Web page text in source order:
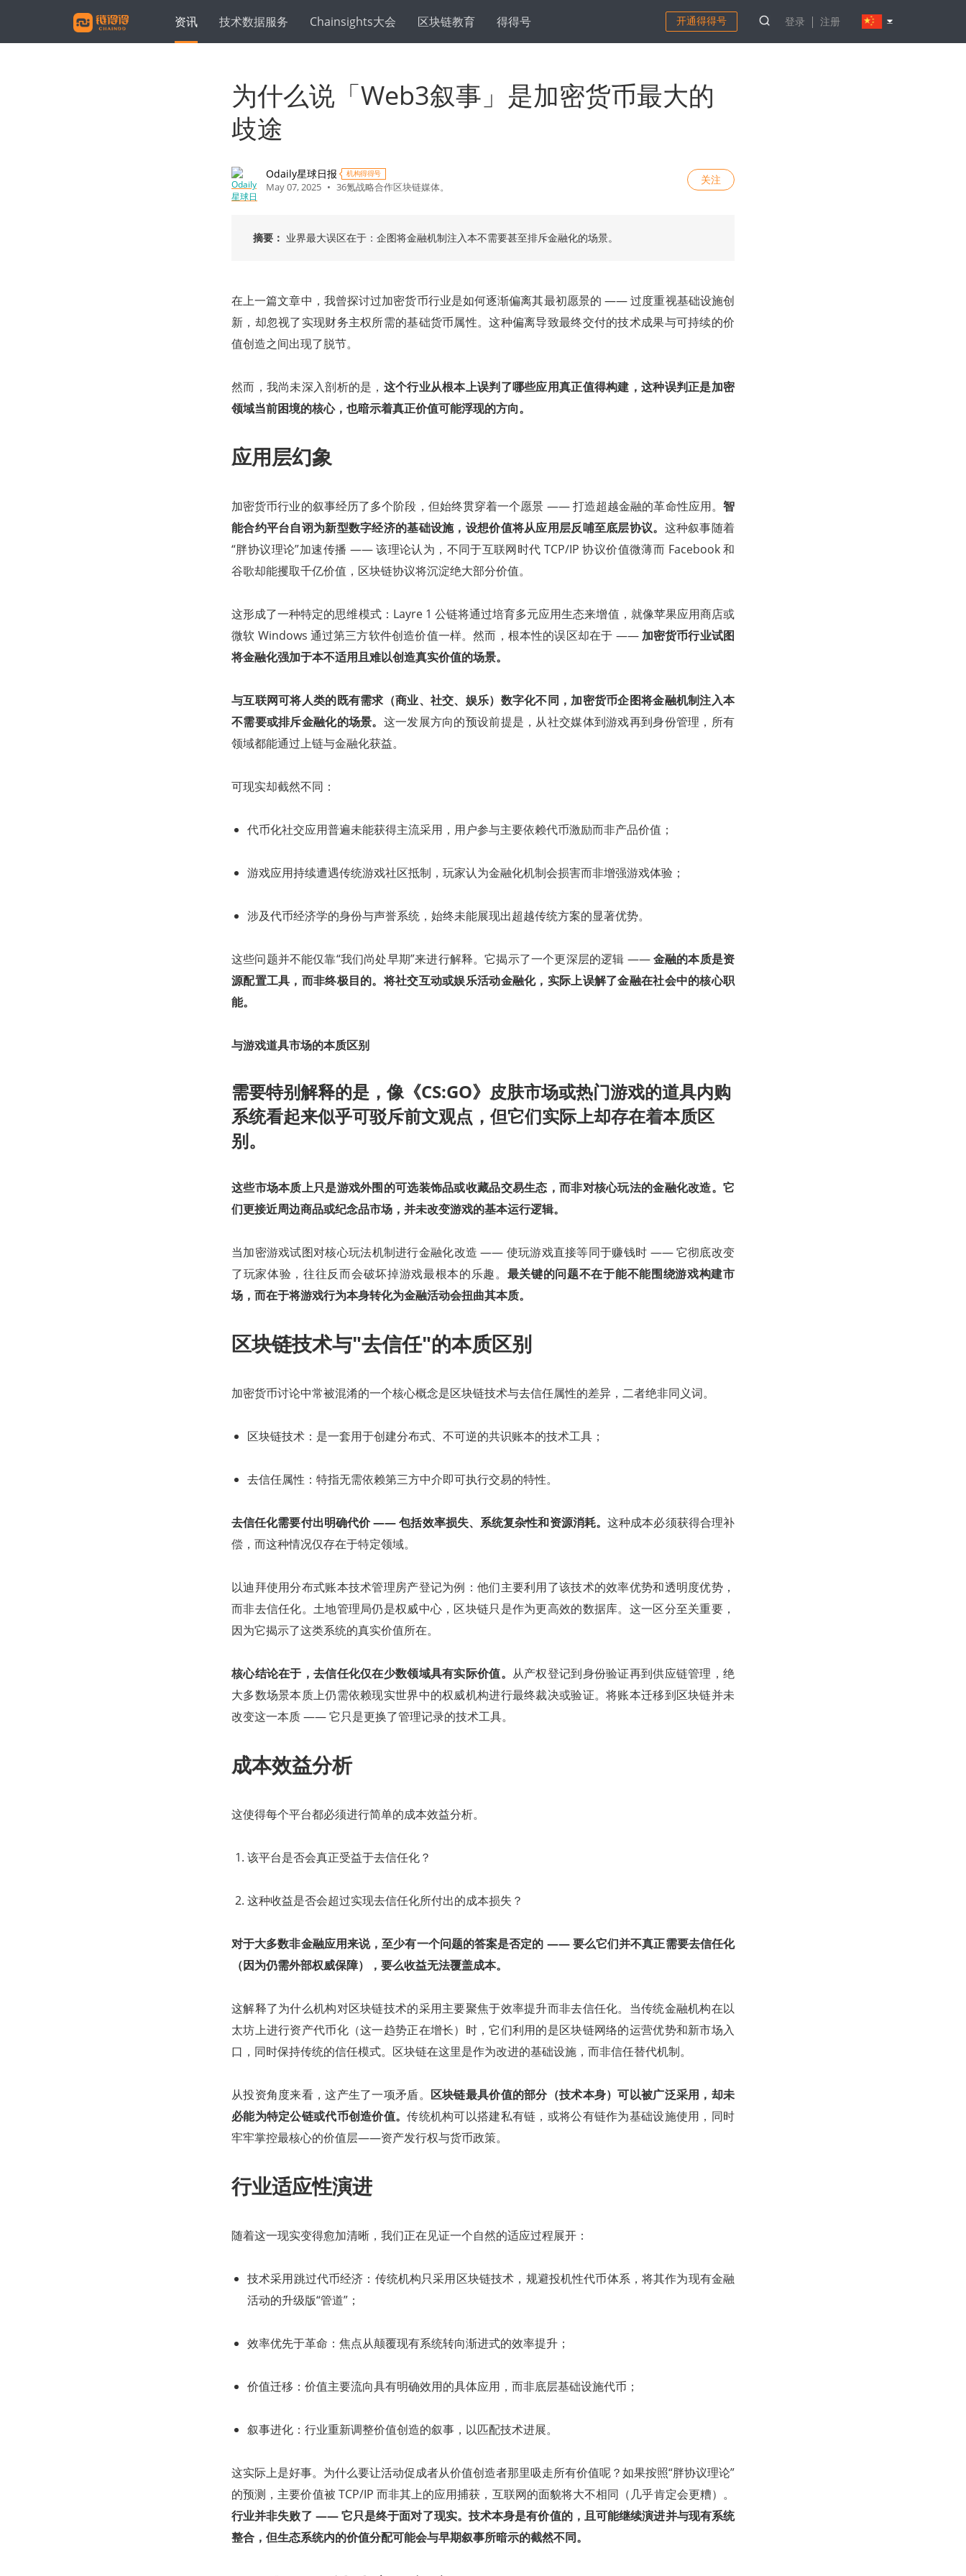
资讯 技术数据服务 Chainsights大会 区块链教育 得得号 开通得得号 登录 注册
为什么说「Web3叙事」是加密货币最大的
歧途
Odaily星球日报 机构得得号
May 07, 2025 • 36氪战略合作区块链媒体。
关注
摘要： 业界最大误区在于：企图将金融机制注入本不需要甚至排斥金融化的场景。
在上一篇文章中，我曾探讨过加密货币行业是如何逐渐偏离其最初愿景的 —— 过度重视基础设施创
新，却忽视了实现财务主权所需的基础货币属性。这种偏离导致最终交付的技术成果与可持续的价
值创造之间出现了脱节。
然而，我尚未深入剖析的是， 这个行业从根本上误判了哪些应用真正值得构建，这种误判正是加密
领域当前困境的核心，也暗示着真正价值可能浮现的方向。
应用层幻象
加密货币行业的叙事经历了多个阶段，但始终贯穿着一个愿景 —— 打造超越金融的革命性应用。 智
能合约平台自诩为新型数字经济的基础设施，设想价值将从应用层反哺至底层协议。 这种叙事随着
“胖协议理论”加速传播 —— 该理论认为，不同于互联网时代 TCP/IP 协议价值微薄而 Facebook 和
谷歌却能攫取千亿价值，区块链协议将沉淀绝大部分价值。
这形成了一种特定的思维模式：Layre 1 公链将通过培育多元应用生态来增值，就像苹果应用商店或
微软 Windows 通过第三方软件创造价值一样。然而，根本性的误区却在于 —— 加密货币行业试图
将金融化强加于本不适用且难以创造真实价值的场景。
与互联网可将人类的既有需求（商业、社交、娱乐）数字化不同，加密货币企图将金融机制注入本
不需要或排斥金融化的场景。 这一发展方向的预设前提是，从社交媒体到游戏再到身份管理，所有
领域都能通过上链与金融化获益。
可现实却截然不同：
代币化社交应用普遍未能获得主流采用，用户参与主要依赖代币激励而非产品价值；
游戏应用持续遭遇传统游戏社区抵制，玩家认为金融化机制会损害而非增强游戏体验；
涉及代币经济学的身份与声誉系统，始终未能展现出超越传统方案的显著优势。
这些问题并不能仅靠“我们尚处早期”来进行解释。它揭示了一个更深层的逻辑 ——金融的本质是资
源配置工具，而非终极目的。将社交互动或娱乐活动金融化，实际上误解了金融在社会中的核心职
能。
与游戏道具市场的本质区别
需要特别解释的是，像《CS:GO》皮肤市场或热门游戏的道具内购
系统看起来似乎可驳斥前文观点，但它们实际上却存在着本质区
别。
这些市场本质上只是游戏外围的可选装饰品或收藏品交易生态，而非对核心玩法的金融化改造。它
们更接近周边商品或纪念品市场，并未改变游戏的基本运行逻辑。
当加密游戏试图对核心玩法机制进行金融化改造 —— 使玩游戏直接等同于赚钱时 —— 它彻底改变
了玩家体验，往往反而会破坏掉游戏最根本的乐趣。 最关键的问题不在于能不能围绕游戏构建市
场，而在于将游戏行为本身转化为金融活动会扭曲其本质。
区块链技术与"去信任"的本质区别
加密货币讨论中常被混淆的一个核心概念是区块链技术与去信任属性的差异，二者绝非同义词。
区块链技术：是一套用于创建分布式、不可逆的共识账本的技术工具；
去信任属性：特指无需依赖第三方中介即可执行交易的特性。
去信任化需要付出明确代价 —— 包括效率损失、系统复杂性和资源消耗。这种成本必须获得合理补
偿，而这种情况仅存在于特定领域。
以迪拜使用分布式账本技术管理房产登记为例：他们主要利用了该技术的效率优势和透明度优势，
而非去信任化。土地管理局仍是权威中心，区块链只是作为更高效的数据库。这一区分至关重要，
因为它揭示了这类系统的真实价值所在。
核心结论在于，去信任化仅在少数领域具有实际价值。 从产权登记到身份验证再到供应链管理，绝
大多数场景本质上仍需依赖现实世界中的权威机构进行最终裁决或验证。将账本迁移到区块链并未
改变这一本质 —— 它只是更换了管理记录的技术工具。
成本效益分析
这使得每个平台都必须进行简单的成本效益分析。
该平台是否会真正受益于去信任化？
这种收益是否会超过实现去信任化所付出的成本损失？
对于大多数非金融应用来说，至少有一个问题的答案是否定的 —— 要么它们并不真正需要去信任化
（因为仍需外部权威保障），要么收益无法覆盖成本。
这解释了为什么机构对区块链技术的采用主要聚焦于效率提升而非去信任化。当传统金融机构在以
太坊上进行资产代币化（这一趋势正在增长）时，它们利用的是区块链网络的运营优势和新市场入
口，同时保持传统的信任模式。区块链在这里是作为改进的基础设施，而非信任替代机制。
从投资角度来看，这产生了一项矛盾。 区块链最具价值的部分（技术本身）可以被广泛采用，却未
必能为特定公链或代币创造价值。传统机构可以搭建私有链，或将公有链作为基础设施使用，同时
牢牢掌控最核心的价值层——资产发行权与货币政策。
行业适应性演进
随着这一现实变得愈加清晰，我们正在见证一个自然的适应过程展开：
技术采用跳过代币经济：传统机构只采用区块链技术，规避投机性代币体系，将其作为现有金融
活动的升级版“管道”；
效率优先于革命：焦点从颠覆现有系统转向渐进式的效率提升；
价值迁移：价值主要流向具有明确效用的具体应用，而非底层基础设施代币；
叙事进化：行业重新调整价值创造的叙事，以匹配技术进展。
这实际上是好事。为什么要让活动促成者从价值创造者那里吸走所有价值呢？如果按照“胖协议理论”
的预测，主要价值被 TCP/IP 而非其上的应用捕获，互联网的面貌将大不相同（几乎肯定会更糟）。
行业并非失败了 —— 它只是终于面对了现实。技术本身是有价值的，且可能继续演进并与现有系统
整合，但生态系统内的价值分配可能会与早期叙事所暗示的截然不同。